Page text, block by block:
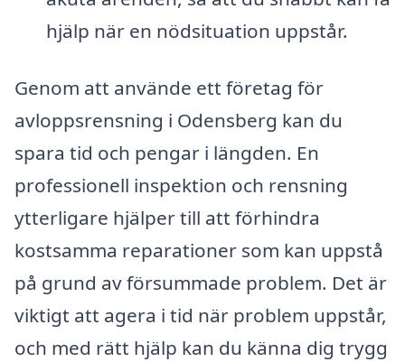
hjälp när en nödsituation uppstår.
Genom att använde ett företag för
avloppsrensning i Odensberg kan du
spara tid och pengar i längden. En
professionell inspektion och rensning
ytterligare hjälper till att förhindra
kostsamma reparationer som kan uppstå
på grund av försummade problem. Det är
viktigt att agera i tid när problem uppstår,
och med rätt hjälp kan du känna dig trygg